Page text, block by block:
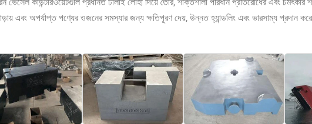
এবং অপর্যাপ্ত পণ্যের ওজনের সমস্যার জন্য ক্ষতিপূরণ দেয়, উন্নত হ্যান্ডলিং এবং ভারসাম্য প্রদান